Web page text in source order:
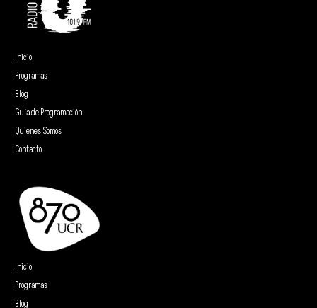
Inicio
Programas
Blog
Guía de Programación
Quienes Somos
Contacto
Inicio
Programas
Blog